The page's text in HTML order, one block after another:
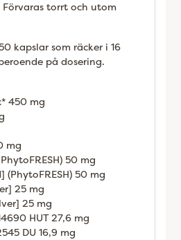
torrt och utom
kapslar som räcker i 16
på dosering.
450 mg
mg
50 mg
50 mg
25 mg
25 mg
HUT 27,6 mg
DU 16,9 mg